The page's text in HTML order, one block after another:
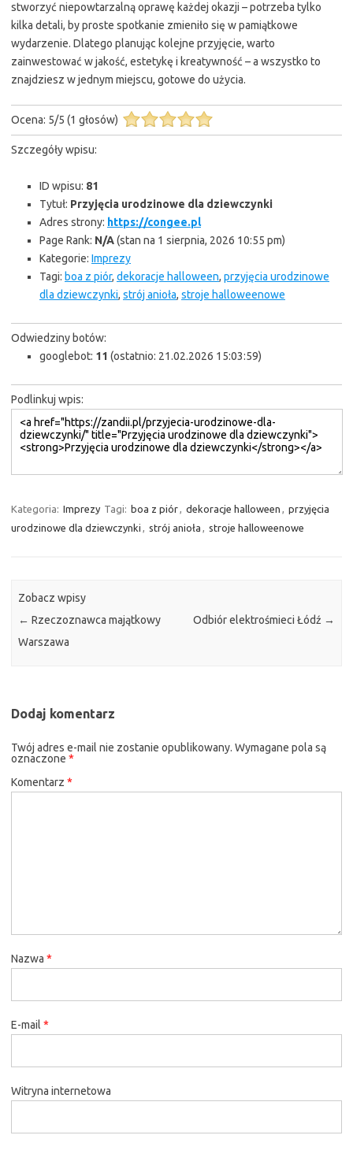
stworzyć niepowtarzalną oprawę każdej okazji – potrzeba tylko
kilka detali, by proste spotkanie zmieniło się w pamiątkowe
wydarzenie. Dlatego planując kolejne przyjęcie, warto
zainwestować w jakość, estetykę i kreatywność – a wszystko to
znajdziesz w jednym miejscu, gotowe do użycia.
Ocena: 5/5 (1 głosów)
Szczegóły wpisu:
ID wpisu: 81
Tytuł: Przyjęcia urodzinowe dla dziewczynki
Adres strony: https://congee.pl
Page Rank: N/A(stan na 1 sierpnia, 2026 10:55 pm)
Kategorie: Imprezy
Tagi: boa z piór, dekoracje halloween, przyjęcia urodzinowe
dla dziewczynki, strój anioła, stroje halloweenowe
Odwiedziny botów:
googlebot: 11 (ostatnio: 21.02.2026 15:03:59)
Podlinkuj wpis:
Kategoria: Imprezy Tagi: boa z piór, dekoracje halloween , przyjęcia
urodzinowe dla dziewczynki , strój anioła , stroje halloweenowe
Zobacz wpisy
← Rzeczoznawca majątkowy
Warszawa
Odbiór elektrośmieci Łódź →
Dodaj komentarz
Twój adres e-mail nie zostanie opublikowany. Wymagane pola są
oznaczone *
Komentarz *
Nazwa *
E-mail *
Witryna internetowa